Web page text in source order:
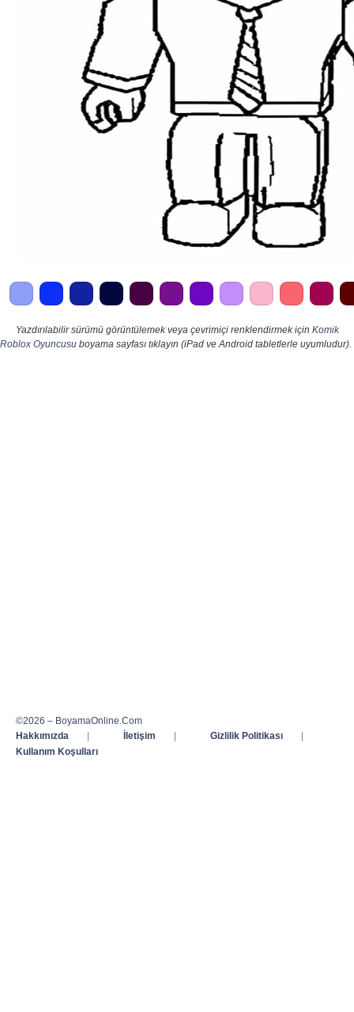
Yazdırılabilir sürümü görüntülemek veya çevrimiçi renklendirmek için Komik
Roblox Oyuncusu boyama sayfası tıklayın (iPad ve Android tabletlerle uyumludur).
©2026 – BoyamaOnline.Com
Hakkımızda
| İletişim | Gizlilik Politikası
|
Kullanım Koşulları